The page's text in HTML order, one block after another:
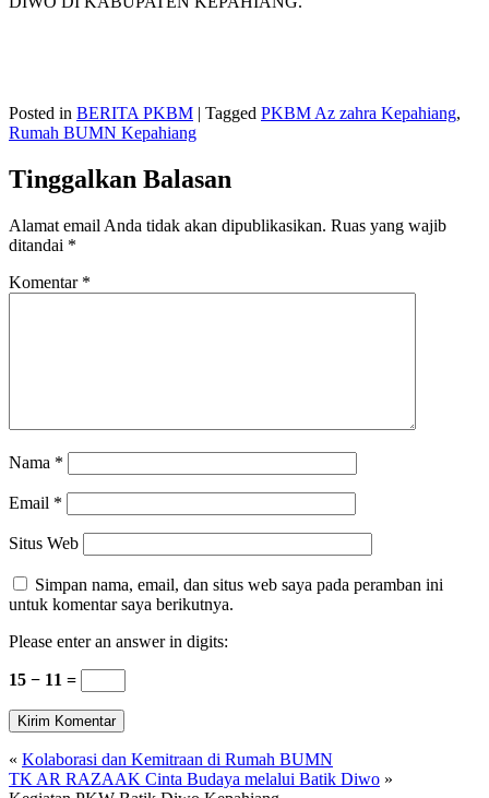
Posted in BERITA PKBM | Tagged PKBM Az zahra Kepahiang,
Rumah BUMN Kepahiang
Tinggalkan Balasan
Alamat email Anda tidak akan dipublikasikan. Ruas yang wajib
ditandai *
Komentar *
Nama *
Email *
Situs Web
Simpan nama, email, dan situs web saya pada peramban ini
untuk komentar saya berikutnya.
Please enter an answer in digits:
15 − 11 =
« Kolaborasi dan Kemitraan di Rumah BUMN
TK AR RAZAAK Cinta Budaya melalui Batik Diwo »